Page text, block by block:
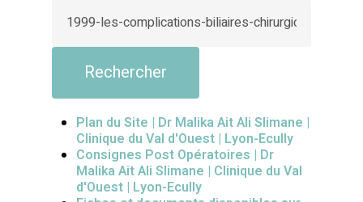
Plan du Site | Dr Malika Ait Ali Slimane |
Clinique du Val d'Ouest | Lyon-Ecully
Consignes Post Opératoires | Dr
Malika Ait Ali Slimane | Clinique du Val
d'Ouest | Lyon-Ecully